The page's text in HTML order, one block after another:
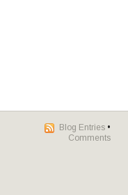
Blog Entries •
Comments